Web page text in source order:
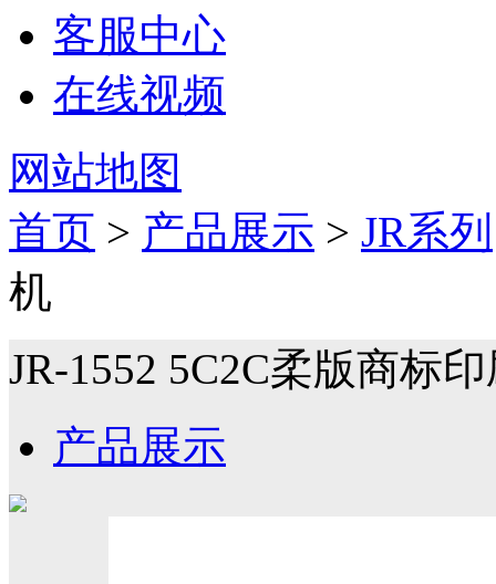
客服中心
在线视频
网站地图
首页 > 产品展示 > JR系列
机
JR-1552 5C2C柔版商标
产品展示